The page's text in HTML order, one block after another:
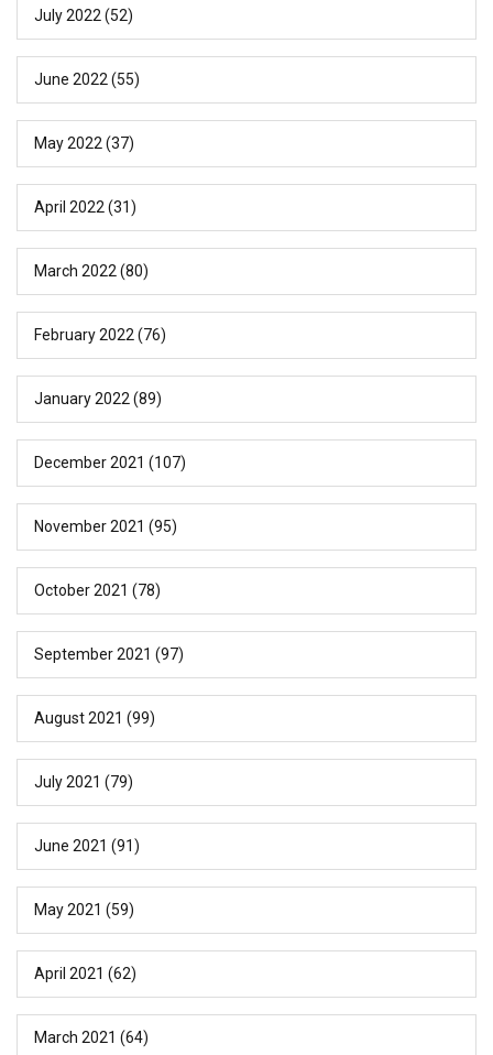
July 2022 (52)
June 2022 (55)
May 2022 (37)
April 2022 (31)
March 2022 (80)
February 2022 (76)
January 2022 (89)
December 2021 (107)
November 2021 (95)
October 2021 (78)
September 2021 (97)
August 2021 (99)
July 2021 (79)
June 2021 (91)
May 2021 (59)
April 2021 (62)
March 2021 (64)